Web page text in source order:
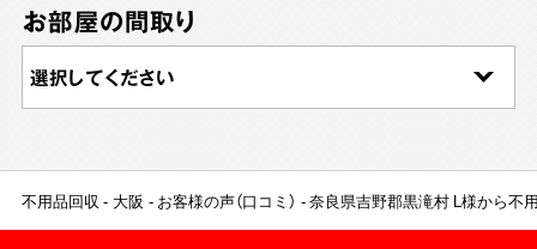
お部屋の間取り
不用品回収 大阪 お客様の声（口コミ） 奈良県吉野郡黒滝村 L様から不